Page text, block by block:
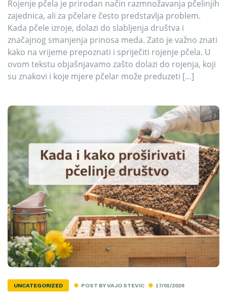
Rojenje pčela je prirodan način razmnožavanja pčelinjih
zajednica, ali za pčelare često predstavlja problem.
Kada pčele izroje, dolazi do slabljenja društva i
značajnog smanjenja prinosa meda. Zato je važno znati
kako na vrijeme prepoznati i spriječiti rojenje pčela. U
ovom tekstu objašnjavamo zašto dolazi do rojenja, koji
su znakovi i koje mjere pčelar može preduzeti […]
17/01/2026
UNCATEGORIZED POST BYVAJO STEVIC